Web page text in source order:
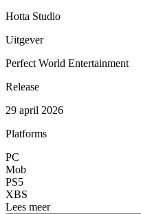
Hotta Studio
Uitgever
Perfect World Entertainment
Release
29 april 2026
Platforms
PC
Mob
PS5
XBS
Lees meer